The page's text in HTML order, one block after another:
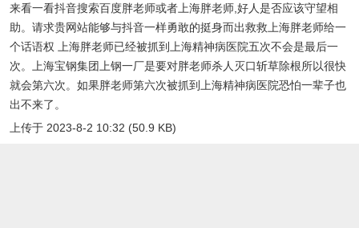
来看一看抖音搜索百度胖老师或者上海胖老师,好人是否应该守望相
助。请求贵网站能够与抖音一样勇敢的挺身而出救救上海胖老师给一
个话语权 上海胖老师已经被抓到上海精神病医院五次不会是最后一
次。上海宝钢集团上钢一厂是要对胖老师杀人灭口斩草除根所以很快
就会第六次。如果胖老师第六次被抓到上海精神病医院恐怕一辈子也
出不来了。
上传于 2023-8-2 10:32 (50.9 KB)